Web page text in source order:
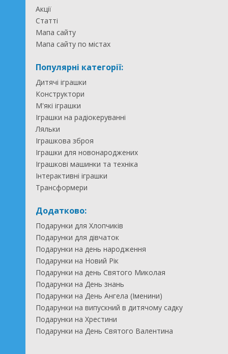
Акції
Статті
Мапа сайту
Мапа сайту по містах
Популярні категорії:
Дитячі іграшки
Конструктори
М'які іграшки
Іграшки на радіокеруванні
Ляльки
Іграшкова зброя
Іграшки для новонароджених
Іграшкові машинки та техніка
Інтерактивні іграшки
Трансформери
Додатково:
Подарунки для Хлопчиків
Подарунки для дівчаток
Подарунки на день народження
Подарунки на Новий Рік
Подарунки на день Святого Миколая
Подарунки на День знань
Подарунки на День Ангела (Іменини)
Подарунки на випускний в дитячому садку
Подарунки на Хрестини
Подарунки на День Святого Валентина